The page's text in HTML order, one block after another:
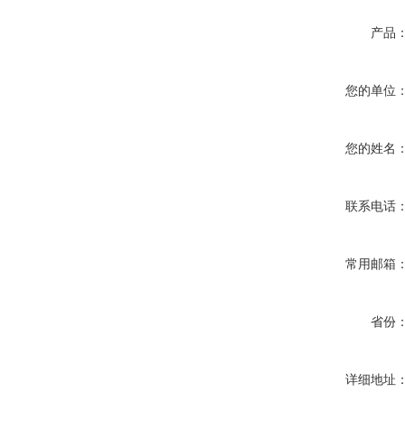
产品
您的单位
您的姓名
联系电话
常用邮箱
省份
详细地址